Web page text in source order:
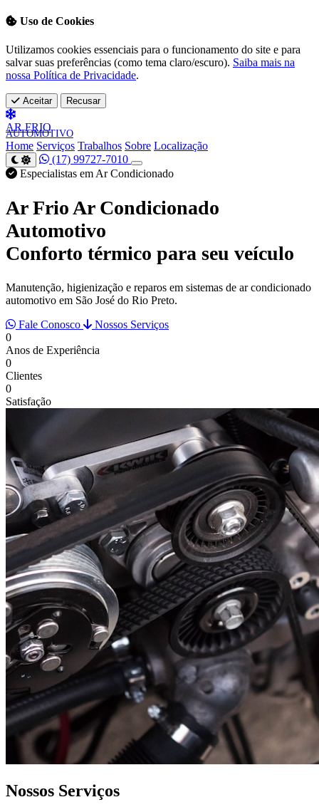
Uso de Cookies
Utilizamos cookies essenciais para o funcionamento do site e para
salvar suas preferências (como tema claro/escuro). Saiba mais na
nossa Política de Privacidade.
Aceitar Recusar
ARFRIO
AUTOMOTIVO
Home Serviços Trabalhos Sobre Localização
(17) 99727-7010
Especialistas em Ar Condicionado
Ar Frio Ar Condicionado
Automotivo
Conforto térmico para seu veículo
Manutenção, higienização e reparos em sistemas de ar condicionado
automotivo em São José do Rio Preto.
Fale Conosco
Nossos Serviços
0
Anos de Experiência
0
Clientes
0
Satisfação
Nossos Serviços